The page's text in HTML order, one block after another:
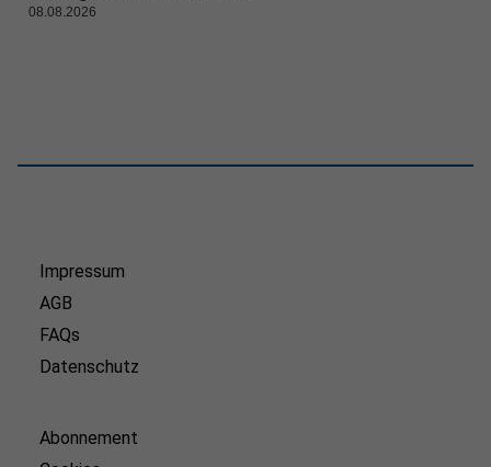
08.08.2026
Impressum
AGB
FAQs
Datenschutz
Abonnement